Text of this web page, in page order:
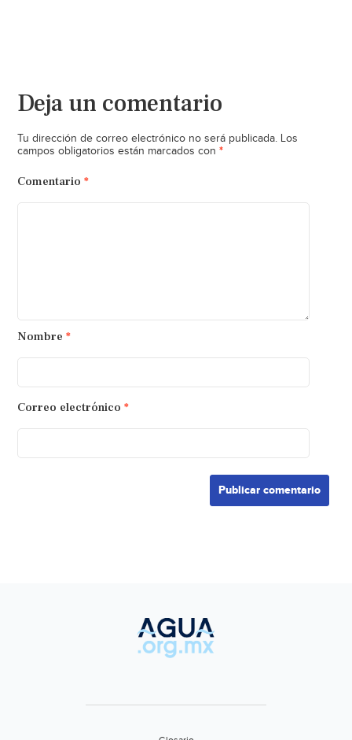
Deja un comentario
Tu dirección de correo electrónico no será publicada. Los
campos obligatorios están marcados con *
Comentario *
Nombre *
Correo electrónico *